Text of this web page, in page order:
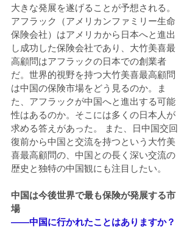
大きな発展を遂げることが予想される。
アフラック（アメリカンファミリー生命
保険会社）はアメリカから日本へと進出
し成功した保険会社であり、大竹美喜最
高顧問はアフラックの日本での創業者
だ。世界的視野を持つ大竹美喜最高顧問
は中国の保険市場をどう見るのか。ま
た、アフラックが中国へと進出する可能
性はあるのか。そこには多くの日本人が
求める答えがあった。 また、日中国交回
復前から中国と交流を持つという大竹美
喜最高顧問の、中国との長く深い交流の
歴史と独特の中国観にも注目したい。
中国は今後世界で最も保険が発展する市
場
――中国に行かれたことはありますか？